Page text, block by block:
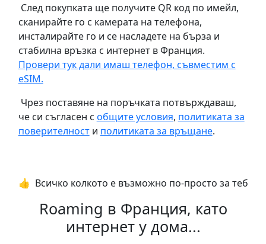
След покупката ще получите QR код по имейл,
сканирайте го с камерата на телефона,
инсталирайте го и се насладете на бърза и
стабилна връзка с интернет в Франция.
Провери тук дали имаш телефон, съвместим с
eSIM.
Чрез поставяне на поръчката потвърждаваш,
че си съгласен с общите условия, политиката за
поверителности политиката за връщане.
👍️ Всичко колкото е възможно по-просто за теб
Roaming в Франция, като
интернет у дома...